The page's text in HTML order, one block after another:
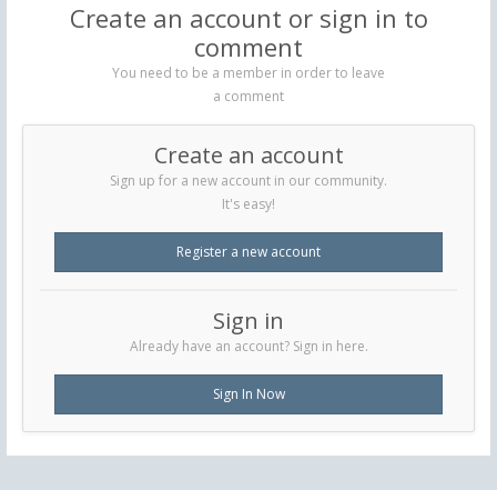
Create an account or sign in to
comment
You need to be a member in order to leave
a comment
Create an account
Sign up for a new account in our community.
It's easy!
Register a new account
Sign in
Already have an account? Sign in here.
Sign In Now